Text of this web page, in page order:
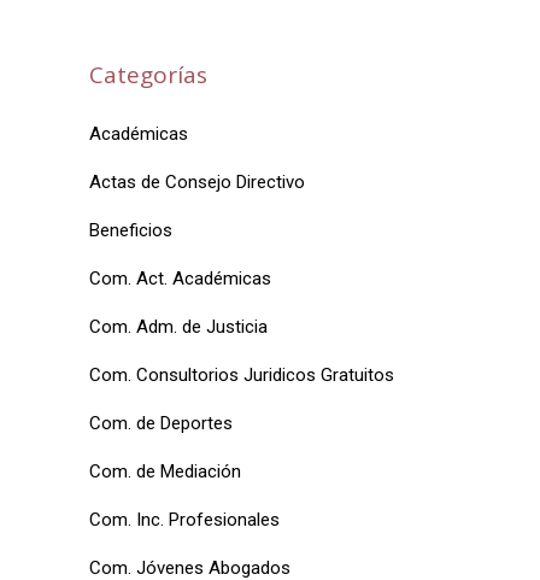
Categorías
Académicas
Actas de Consejo Directivo
Beneficios
Com. Act. Académicas
Com. Adm. de Justicia
Com. Consultorios Juridicos Gratuitos
Com. de Deportes
Com. de Mediación
Com. Inc. Profesionales
Com. Jóvenes Abogados